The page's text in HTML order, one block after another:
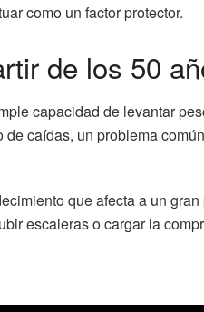
como un factor protector.
de los 50
capacidad de levantar
caídas, un problema
que afecta a un
escaleras o cargar la